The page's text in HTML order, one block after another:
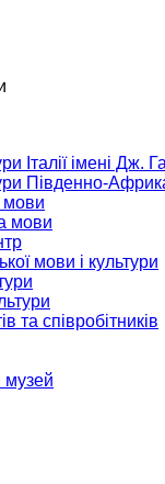
Італії імені Дж.
Південно-
мови
мови
мови і культури
та співробітників
музей